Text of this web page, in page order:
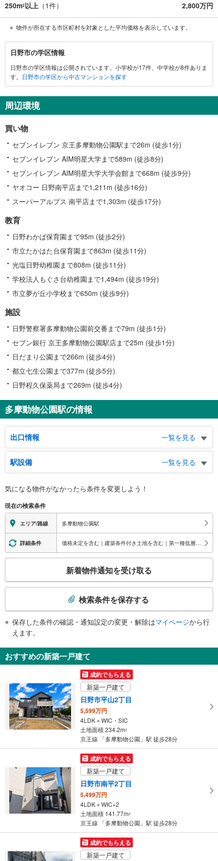
250m2以上 （1件） 2,800万円
物件が所在する市区町村を対象とした平均価格を表示しています。
日
野
市
に
す
る
情
報
日野市の学区情報
日野市の学区情報は公開されています。小学校が17件、中学校が8件ありま
す。 日野市の学区から中古マンションを探す
周辺環境
買い物
セブンイレブン 京王多摩動物公園駅まで26m (徒歩1分)
セブンイレブン AIM明星大学まで589m (徒歩8分)
セブンイレブン AIM明星大学大学会館まで668m (徒歩9分)
ヤオコー 日野南平店まで1,211m (徒歩16分)
スーパーアルプス 南平店まで1,303m (徒歩17分)
教育
日野わかば保育園まで95m (徒歩2分)
市立たかはた台保育園まで863m (徒歩11分)
光塩日野幼稚園まで808m (徒歩11分)
学校法人もぐさ台幼稚園まで1,494m (徒歩19分)
市立夢が丘小学校まで650m (徒歩9分)
施設
日野警察署多摩動物公園前交番まで79m (徒歩1分)
セブン銀行 京王多摩動物公園駅店まで25m (徒歩1分)
日だまり公園まで266m (徒歩4分)
都立七生公園まで377m (徒歩5分)
日野程久保薬局まで269m (徒歩4分)
多摩動物公園駅の情報
出口情報
一覧を見る
出口（京王線）
程久保２・３丁目方面、程久保方面、程久保４・５・６丁目方面、程久保７・
８丁目方面、中央大学、多摩モノレール、多摩動物公園、明星大学
出口（多摩モノレール）
丁目方面、程久保八丁目方面
駅設備
一覧を見る
※段差なしでの移動経路
【京王電鉄】：○
【多摩モノレール】：○
エレベータ
【多摩モノレール】
・各ホーム⇔改札
・改札⇔地上出口
【多摩モノレール】
・各ホーム⇔改札
トイレ
【京王電鉄】
《多機能トイレ》
【多摩モノレール】
《車椅子対応》
【京王電鉄】
・点字案内（券売機・運賃表・階段手すり）
・ＡＥＤ
【多摩モノレール】
・ＡＥＤ
気になる物件がなかったら条件を変更しよう！
現在の検索条件
エリア/路線 多摩動物公園駅
詳細条件 価格未定を含む｜建築条件付き土地を含む｜第一種低層住居専用地域
検
知
を
け
取
る
・
条
を
イ
ー
ジ
存
る
新着物件通知を受け取る
検索条件を保存する
保存した条件の確認・通知設定の変更・解除はマイページから行
えます。
おすすめの新築一戸建て
成約でもらえる
新築一戸建て
日野市平山2丁目
5,599万円
4LDK＋WIC・SIC
土地面積 234.2m2
京王線 「多摩動物公園」駅 徒歩28分
成約でもらえる
新築一戸建て
日野市南平2丁目
5,499万円
4LDK＋WIC×2
土地面積 141.77m2
京王線 「多摩動物公園」駅 徒歩28分
成約でもらえる
新築一戸建て